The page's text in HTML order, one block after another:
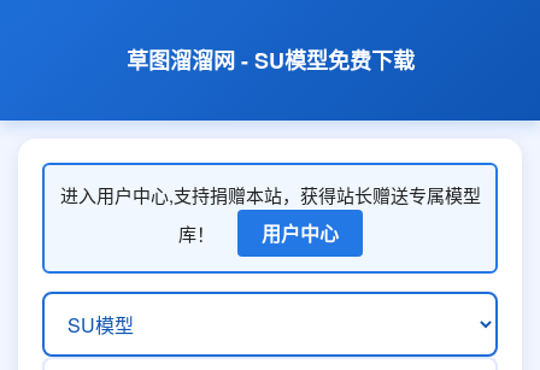
草图溜溜网 - SU模型免费下载
进入用户中心,支持捐赠本站，获得站长赠送专属模型
库！
用户中心